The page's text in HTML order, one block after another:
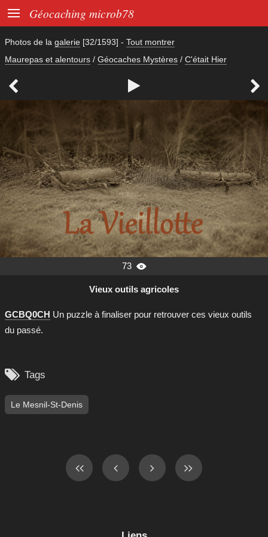
 Géocaching microb78
Photos de la galerie [32/1593] - Tout montrer
Maurepas et alentours / Géocaches Mystères / C'était Hier
  
73 
Vieux outils agricoles
GCBQ0CH Un puzzle à finaliser pour retrouver ces vieux outils
du passé.
 Tags
Le Mesnil-St-Denis